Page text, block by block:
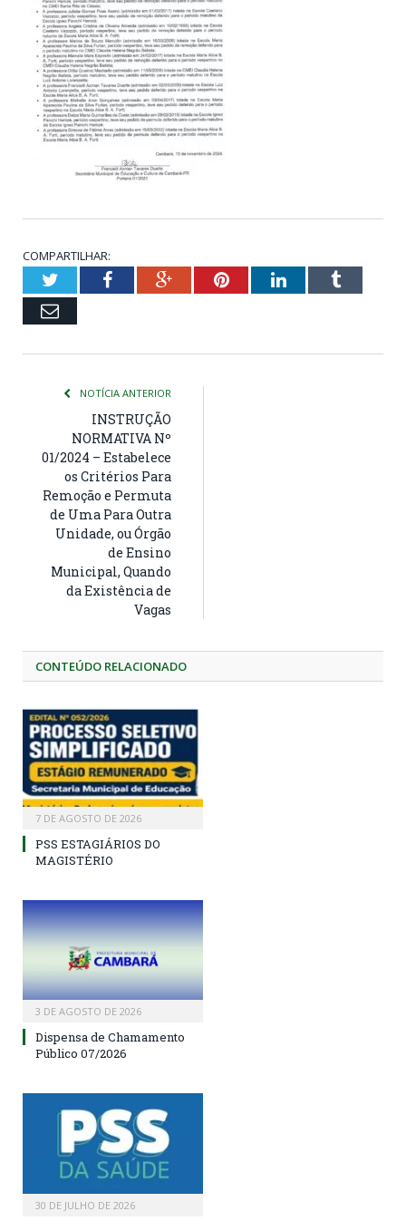
COMPARTILHAR:
TwitterFacebookGoogle+PinterestLinkedInTumblr
Email
NOTÍCIA ANTERIOR
INSTRUÇÃO
NORMATIVA Nº
01/2024 – Estabelece
os Critérios Para
Remoção e Permuta
de Uma Para Outra
Unidade, ou Órgão
de Ensino
Municipal, Quando
da Existência de
Vagas
CONTEÚDO RELACIONADO
7 DE AGOSTO DE 2026
PSS ESTAGIÁRIOS DO
MAGISTÉRIO
3 DE AGOSTO DE 2026
Dispensa de Chamamento
Público 07/2026
30 DE JULHO DE 2026